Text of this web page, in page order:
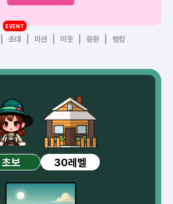
초대
EVENT
미션 이웃 응원 랭킹
초보 30레벨